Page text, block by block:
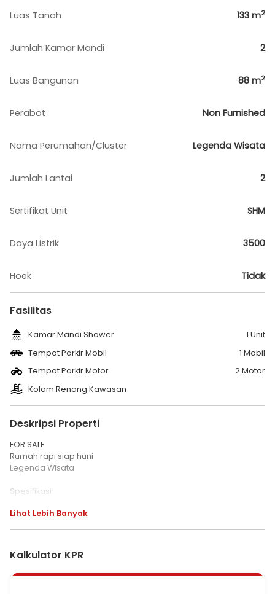
Luas Tanah 133 m2
Jumlah Kamar Mandi 2
Luas Bangunan 88 m2
Perabot Non Furnished
Nama Perumahan/Cluster Legenda Wisata
Jumlah Lantai 2
Sertifikat Unit SHM
Daya Listrik 3500
Hoek Tidak
Fasilitas
Kamar Mandi Shower
1 Unit
Tempat Parkir Mobil
1 Mobil
Tempat Parkir Motor
2 Motor
Kolam Renang Kawasan
Deskripsi Properti
FOR SALE
Rumah rapi siap huni
Legenda Wisata
Spesifikasi:
LB. 88 m
Listrik 3500
Air jetpump
Carport
Lihat Lebih Banyak
Kalkulator KPR